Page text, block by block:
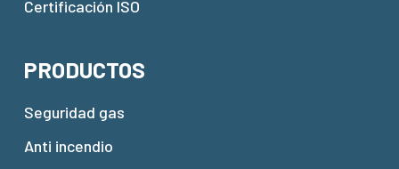
Certificación ISO
PRODUCTOS
Seguridad gas
Anti incendio